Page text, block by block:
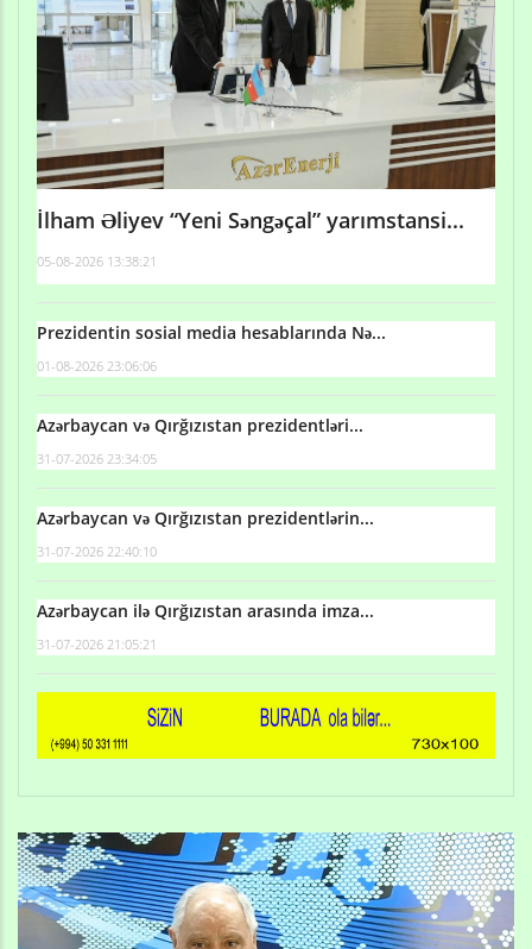
İlham Əliyev “Yeni Səngəçal” yarımstansi...
05-08-2026 13:38:21
Prezidentin sosial media hesablarında Nə...
01-08-2026 23:06:06
Azərbaycan və Qırğızıstan prezidentləri...
31-07-2026 23:34:05
Azərbaycan və Qırğızıstan prezidentlərin...
31-07-2026 22:40:10
Azərbaycan ilə Qırğızıstan arasında imza...
31-07-2026 21:05:21